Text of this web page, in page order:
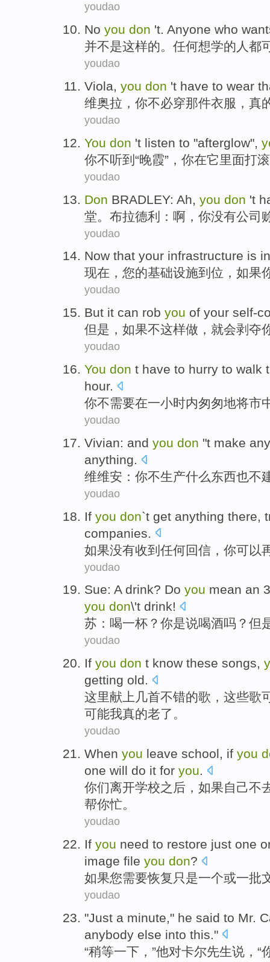
youdao
No you don 't. Anyone who
并不是这样的。 任何想学的 人 都
youdao
Viola, you don 't have to wear
维奥拉 ， 你不必穿那件衣服 ， 真
youdao
You don 't listen to "afterglow",
你不听到 “晚霞”，你在它里面打滚
youdao
Don BRADLEY: Ah you don 't
堂 。布拉德利： 啊 ， 你没有公司
youdao
Now that your infrastructure is
现在 ， 您的基础设施到位 ， 如果
youdao
But it can rob you of your self-
但是 ， 如果不这样做 ， 就会剥夺
youdao
You don t have to hurry to walk
hour.
你不需要在一小时内匆匆地将市
youdao
Vivian: and you don "t make
anything.
维维安 ： 你不生产什么东西也不
youdao
If you don`t get anything there,
companies
如果没有收到任何回信， 你可以
youdao
Sue: A drink? Do you mean an
you don\'t drink!
苏 ： 喝一杯？ 你是说喝酒吗？ 但
youdao
If you don t know these songs,
getting old.
这里献上几首不错的歌 ， 这些歌
可能我真的老了。
youdao
When you leave school, if you
one will do it for you.
你们离开学校之后 ， 如果自己不
帮你忙。
youdao
If you need to restore just one
image file you don?
如果您需要恢复 只是一个或一批
youdao
"Just a minute ," he said to Mr.
anybody else into this."
“稍等一下，”他对卡尔先生说 ，“